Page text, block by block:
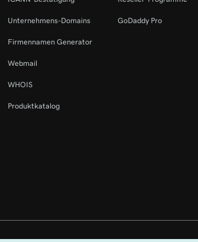
Unternehmens-Domains
Firmennamen Generator
Webmail
WHOIS
Produktkatalog
GoDaddy Pro